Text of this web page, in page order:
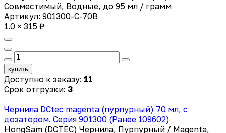
Совместимый, Водные, до 95 мл / грамм
Артикул: 901300-C-70B
1.0 × 315 ₽
купить
Доступно к заказу: 11
Срок отгрузки: 3
Чернила DCtec magenta (пурпурный) 70 мл, с
дозатором. Серия 901300 (Ранее 109602)
HongSam (DCTEC) Чернила, Пурпурный / Magenta,